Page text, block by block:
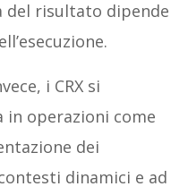
del risultato dipende
i CRX si
in operazioni come
dei
dinamici e ad